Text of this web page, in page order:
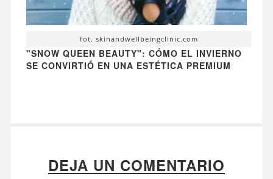
fot. skinandwellbeingclinic.com
"SNOW QUEEN BEAUTY": CÓMO EL INVIERNO
SE CONVIRTIÓ EN UNA ESTÉTICA PREMIUM
DEJA UN COMENTARIO